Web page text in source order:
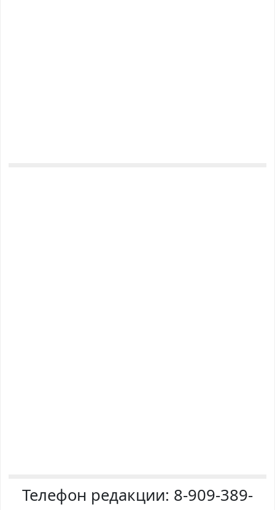
Телефон редакции: 8-909-389-